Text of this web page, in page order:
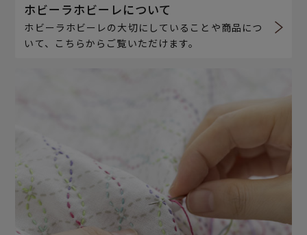
ホビーラホビーレについて
ホビーラホビーレの大切にしていることや商品につ
いて、こちらからご覧いただけます。